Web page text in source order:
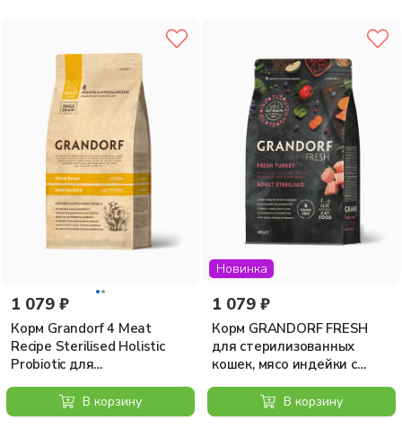
1 079 ₽
Корм Grandorf 4 Meat
Recipe Sterilised Holistic
Probiotic для
стерилизованных кошек, с
пробиотиками, 4 вида мяса,
400 г
В корзину
Новинка
1 079 ₽
Корм GRANDORF FRESH
для стерилизованных
кошек, мясо индейки с
бататом, 400 гр
В корзину